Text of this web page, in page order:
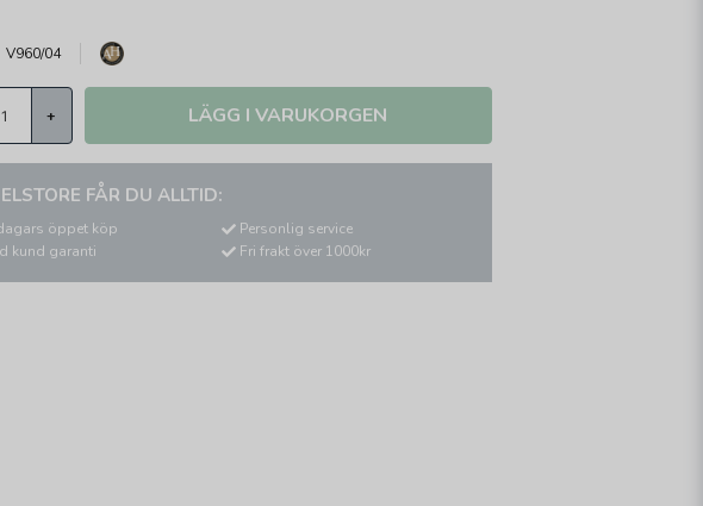
V960/04
+ LÄGG I VARUKORGEN
FÅR DU ALLTID:
öppet köp
kund garanti
Personlig service
Fri frakt över 1000kr